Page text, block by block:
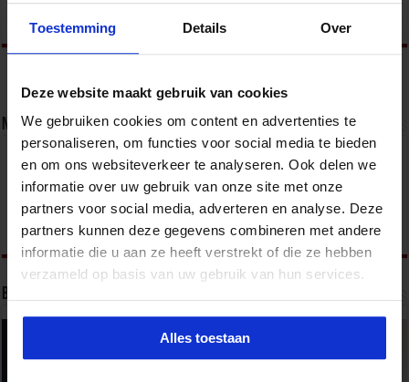
Toestemming Details Over
Deze website maakt gebruik van cookies
We gebruiken cookies om content en advertenties te
personaliseren, om functies voor social media te bieden
en om ons websiteverkeer te analyseren. Ook delen we
informatie over uw gebruik van onze site met onze
partners voor social media, adverteren en analyse. Deze
partners kunnen deze gegevens combineren met andere
informatie die u aan ze heeft verstrekt of die ze hebben
verzameld op basis van uw gebruik van hun services.
Alles toestaan
Lees verder »
Nieuwsbrief
Bekijk onze opleidingen